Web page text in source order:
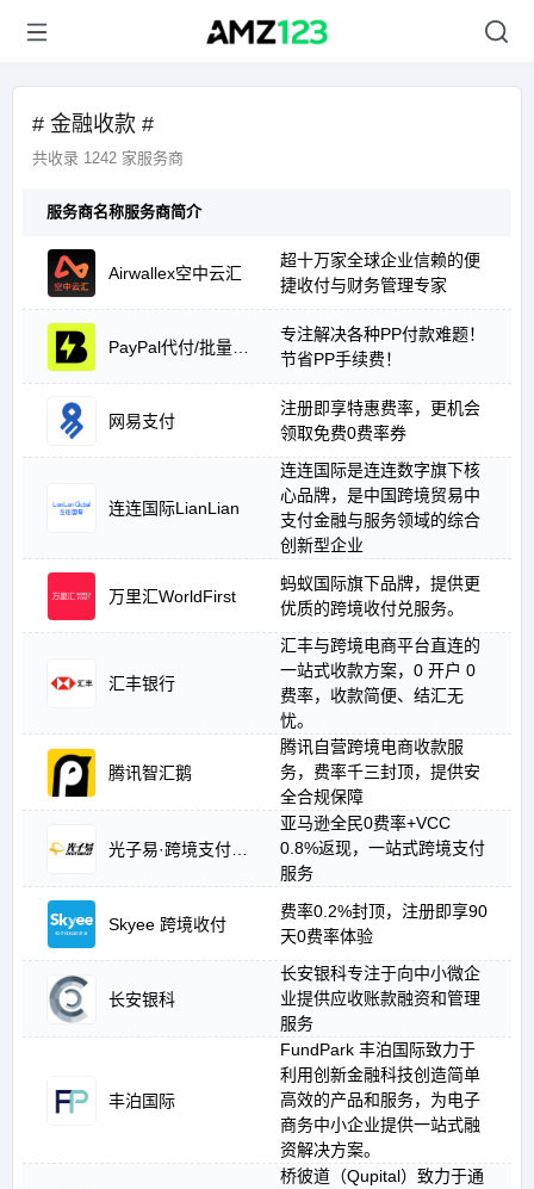
# 金融收款 #
共收录 1242 家服务商
服务商名称服务商简介
Airwallex空中云汇
超十万家全球企业信赖的便
捷收付与财务管理专家
专注解决各种PP付款难题！
节省PP手续费！
网易支付
注册即享特惠费率，更机会
领取免费0费率券
连连国际LianLian
连连国际是连连数字旗下核
心品牌，是中国跨境贸易中
支付金融与服务领域的综合
创新型企业
万里汇WorldFirst
蚂蚁国际旗下品牌，提供更
优质的跨境收付兑服务。
汇丰银行
汇丰与跨境电商平台直连的
一站式收款方案，0 开户 0
费率，收款简便、结汇无
忧。
腾讯智汇鹅
腾讯自营跨境电商收款服
务，费率千三封顶，提供安
全合规保障
亚马逊全民0费率+VCC
0.8%返现，一站式跨境支付
服务
Skyee 跨境收付
费率0.2%封顶，注册即享90
天0费率体验
长安银科
长安银科专注于向中小微企
业提供应收账款融资和管理
服务
丰泊国际
FundPark 丰泊国际致力于
利用创新金融科技创造简单
高效的产品和服务，为电子
商务中小企业提供一站式融
资解决方案。
桥彼道（Qupital）致力于通